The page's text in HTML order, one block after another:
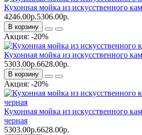
Кухонная мойка из искусственного
4246.00р.5306.00р.
В корзину
Акция: -20%
Кухонная мойка из искусственного
5303.00р.6628.00р.
В корзину
Акция: -20%
Кухонная мойка из искусственного
черная
5303.00р.6628.00р.